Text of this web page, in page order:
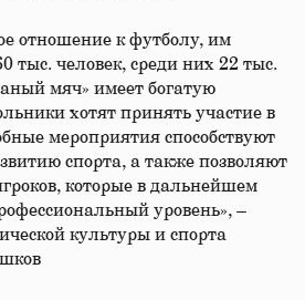
отношение к футболу, им
тыс. человек, среди них 22 тыс.
мяч» имеет богатую
хотят принять участие в
мероприятия способствуют
спорта, а также позволяют
которые в дальнейшем
уровень», –
культуры и спорта